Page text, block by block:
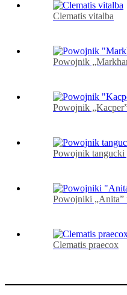
Clematis vitalba
Powojnik
Powojnik
Powojnik tangucki
Powojniki „Anita”
Clematis praecox